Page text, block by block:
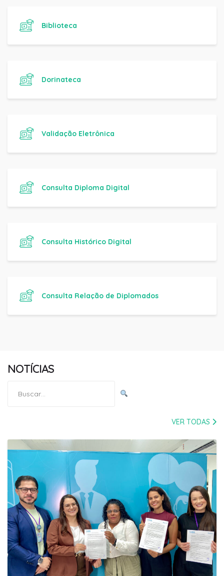
Biblioteca
Dorinateca
Validação Eletrônica
Consulta Diploma Digital
Consulta Histórico Digital
Consulta Relação de Diplomados
NOTÍCIAS
por:
VER TODAS